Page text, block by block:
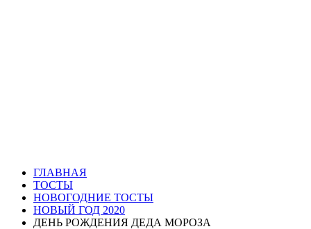
ГЛАВНАЯ
ТОСТЫ
НОВОГОДНИЕ ТОСТЫ
НОВЫЙ ГОД 2020
ДЕНЬ РОЖДЕНИЯ ДЕДА МОРОЗА